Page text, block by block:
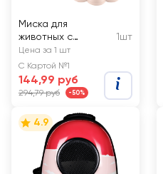
Миска для
животных с
автопоилкой:
Миска 400мл,
бутылка 350мл
1шт
Цена за 1 шт
С Картой №1
144,99 руб
294,79 руб -50%
4.9